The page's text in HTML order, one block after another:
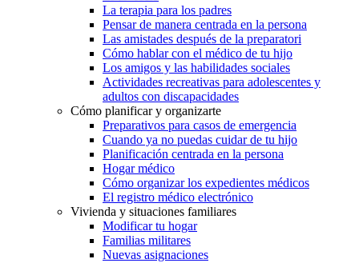
La terapia para los padres
Pensar de manera centrada en la persona
Las amistades después de la preparatori
Cómo hablar con el médico de tu hijo
Los amigos y las habilidades sociales
Actividades recreativas para adolescentes y
adultos con discapacidades
Cómo planificar y organizarte
Preparativos para casos de emergencia
Cuando ya no puedas cuidar de tu hijo
Planificación centrada en la persona
Hogar médico
Cómo organizar los expedientes médicos
El registro médico electrónico
Vivienda y situaciones familiares
Modificar tu hogar
Familias militares
Nuevas asignaciones